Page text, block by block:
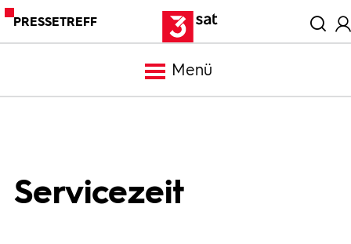
PRESSETREFF
Menü
Servicezeit